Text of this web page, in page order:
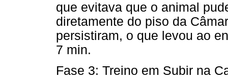
que evitava que o animal
diretamente do piso da
persistiram, o que levou ao
7 min.
Fase 3: Treino em Subir na